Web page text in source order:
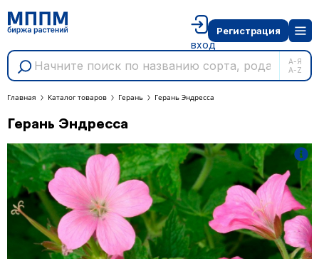
А-Я
A-Z
вход
Регистрация
Главная Каталог товаров Герань Герань Эндресса
Герань Эндресса